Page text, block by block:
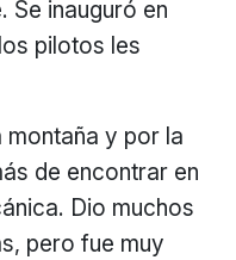
Se inauguró en
pilotos les
montaña y por la
de encontrar en
Dio muchos
pero fue muy